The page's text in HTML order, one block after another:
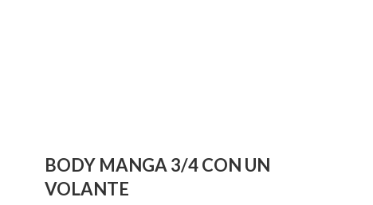
BODY MANGA 3/4 CON UN
VOLANTE